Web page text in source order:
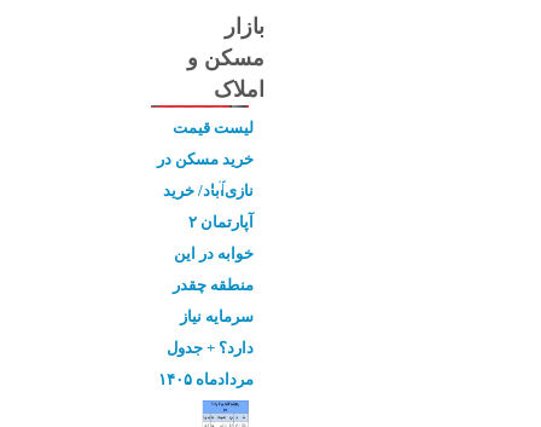
بازار
مسکن و
املاک
لیست قیمت
خرید مسکن در
نازی‌آباد/ خرید
آپارتمان ۲
خوابه در این
منطقه چقدر
سرمایه نیاز
دارد؟ + جدول
مردادماه ۱۴۰۵